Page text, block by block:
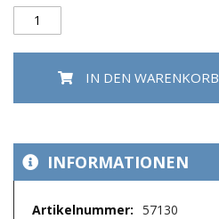
IN DEN WARENKORB
INFORMATIONEN
Mehr
57130